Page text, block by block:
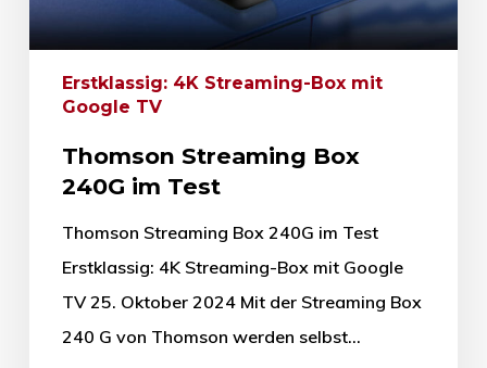
Erstklassig: 4K Streaming-Box mit
Google TV
Thomson Streaming Box
240G im Test
Thomson Streaming Box 240G im Test
Erstklassig: 4K Streaming-Box mit Google
TV 25. Oktober 2024 Mit der Streaming Box
240 G von Thomson werden selbst…